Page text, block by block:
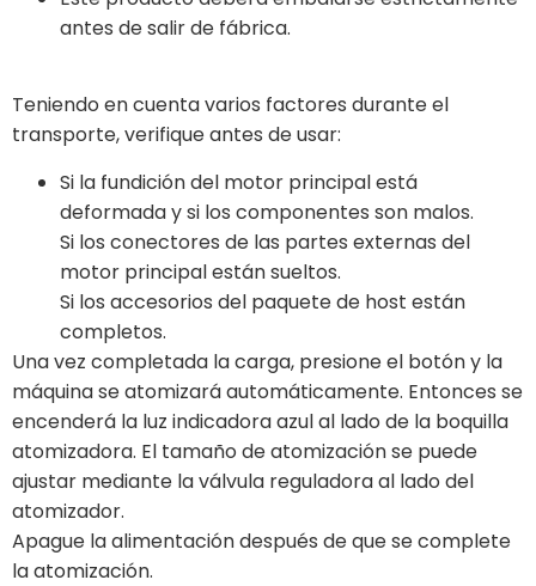
antes de salir de fábrica.
Teniendo en cuenta varios factores durante el
transporte, verifique antes de usar:
Si la fundición del motor principal está
deformada y si los componentes son malos.
Si los conectores de las partes externas del
motor principal están sueltos.
Si los accesorios del paquete de host están
completos.
Una vez completada la carga, presione el botón y la
máquina se atomizará automáticamente. Entonces se
encenderá la luz indicadora azul al lado de la boquilla
atomizadora. El tamaño de atomización se puede
ajustar mediante la válvula reguladora al lado del
atomizador.
Apague la alimentación después de que se complete
la atomización.